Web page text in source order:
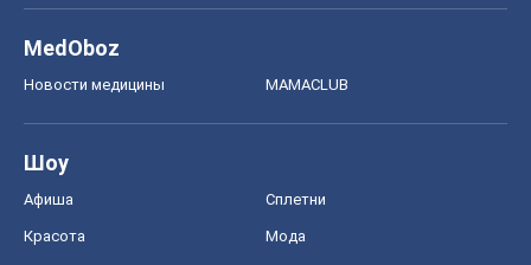
MedOboz
Новости медицины MAMACLUB
Шоу
Афиша Сплетни
Красота Мода